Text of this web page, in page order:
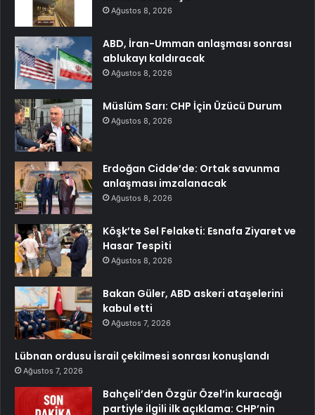
Ağustos 8, 2026
ABD, İran-Umman anlaşması sonrası
ablukayı kaldıracak
Ağustos 8, 2026
Müslüm Sarı: CHP İçin Üzücü Durum
Ağustos 8, 2026
Erdoğan Cidde’de: Ortak savunma
anlaşması imzalanacak
Ağustos 8, 2026
Köşk’te Sel Felaketi: Esnafa Ziyaret ve
Hasar Tespiti
Ağustos 8, 2026
Bakan Güler, ABD askeri ataşelerini
kabul etti
Ağustos 7, 2026
Lübnan ordusu İsrail çekilmesi sonrası konuşlandı
Ağustos 7, 2026
Bahçeli’den Özgür Özel’in kuracağı
partiyle ilgili ilk açıklama: CHP’nin